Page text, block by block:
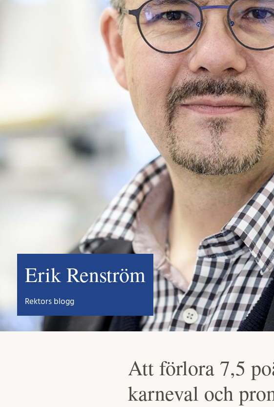
Erik Renström
Rektors blogg
Att förlora 7,5
karneval och